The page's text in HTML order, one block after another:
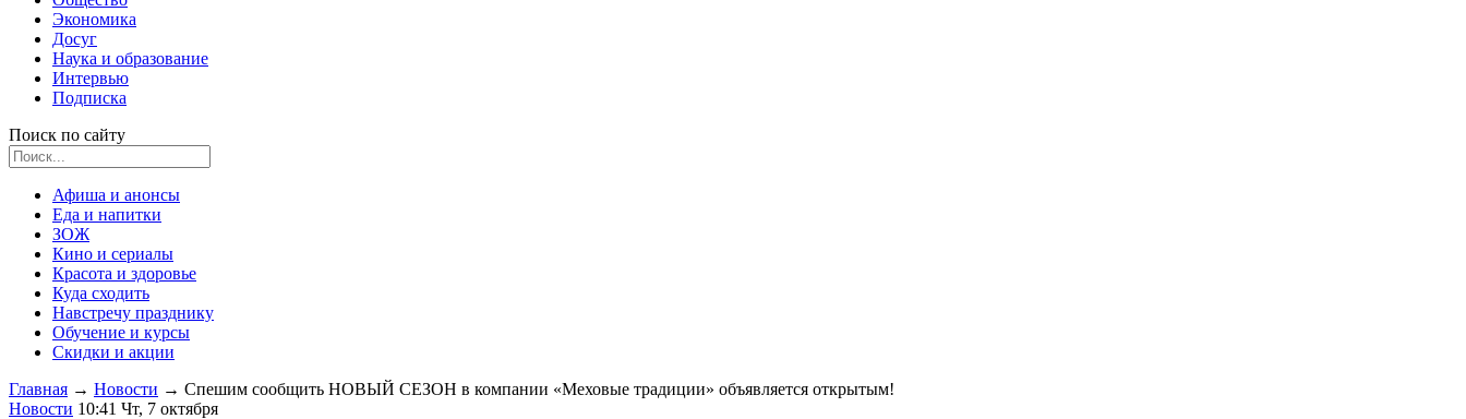
Экономика
Досуг
Наука и образование
Интервью
Подписка
Поиск по сайту
Афиша и анонсы
Еда и напитки
ЗОЖ
Кино и сериалы
Красота и здоровье
Куда сходить
Навстречу празднику
Обучение и курсы
Скидки и акции
Главная → Новости → Спешим сообщить НОВЫЙ СЕЗОН в компании «Меховые традиции» объявляется открытым!
Новости 10:41 Чт, 7 октября